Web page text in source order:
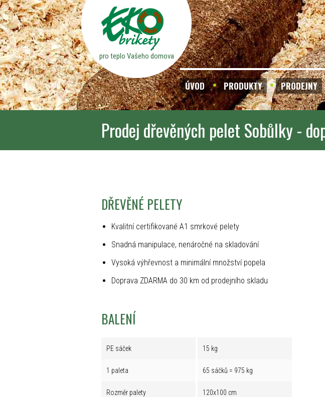
pro teplo Vašeho domova
ÚVOD PRODUKTY PRODEJNY
Prodej dřevěných pelet Sobůlky -
DŘEVĚNÉ PELETY
Kvalitní certifikované A1 smrkové pelety
Snadná manipulace, nenáročné na skladování
Vysoká výhřevnost a minimální množství popela
Doprava ZDARMA do 30 km od prodejního skladu
BALENÍ
PE sáček 15 kg
1 paleta 65 sáčků = 975 kg
Rozměr palety 120x100 cm